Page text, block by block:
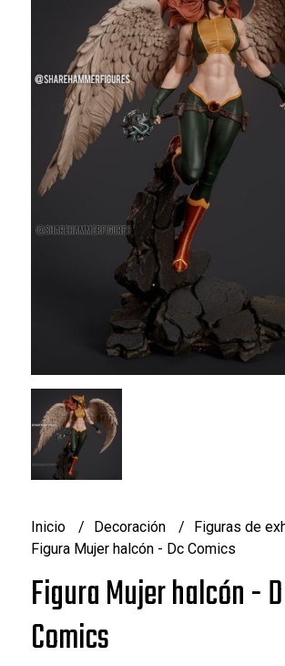
Inicio Decoración
Figuras de
Figura Mujer halcón - Dc Comics
Figura Mujer halcón -
Comics